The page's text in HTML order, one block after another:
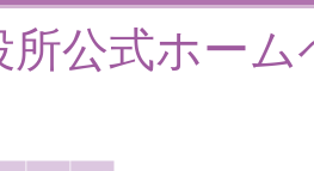
所公式ホーム